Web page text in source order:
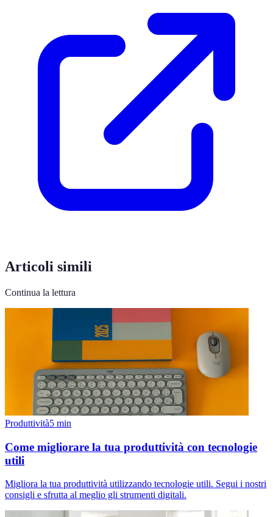
Articoli simili
Continua la lettura
Produttività5 min
Come migliorare la tua produttività con tecnologie
utili
Migliora la tua produttività utilizzando tecnologie utili. Segui i nostri
consigli e sfrutta al meglio gli strumenti digitali.